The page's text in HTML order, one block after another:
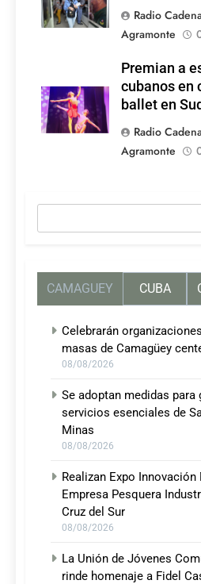
Radio
Agramonte
Premian a
cubanos en
ballet en
Radio
Agramonte
CAMAGUEY CUBA
Celebrarán
masas de Camagüey
08/08/2026
Se adoptan medidas para
servicios esenciales de
Minas
08/08/2026
Realizan Expo
Empresa Pesquera
Cruz del Sur
08/08/2026
La Unión de Jóvenes
rinde homenaje a Fidel